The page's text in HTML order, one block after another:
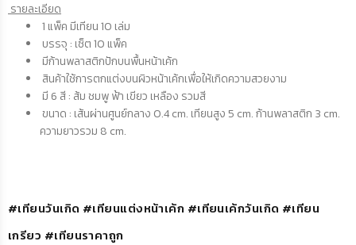
รายละเอียด
1 แพ็ค มีเทียน 10 เล่ม
บรรจุ : เซ็ต 10 แพ็ค
มีก้านพลาสติกปักบนพื้นหน้าเค้ก
สินค้าใช้การตกแต่งบนผิวหน้าเค้กเพื่อให้เกิดความสวยงาม
มี 6 สี : ส้ม ชมพู ฟ้า เขียว เหลือง รวมสี
ขนาด : เส้นผ่านศูนย์กลาง 0.4 cm. เทียนสูง 5 cm. ก้านพลาสติก 3 cm.
ความยาวรวม 8 cm.
#เทียนวันเกิด #เทียนแต่งหน้าเค้ก #เทียนเค้กวันเกิด #เทียน
เกรียว #เทียนราคาถูก